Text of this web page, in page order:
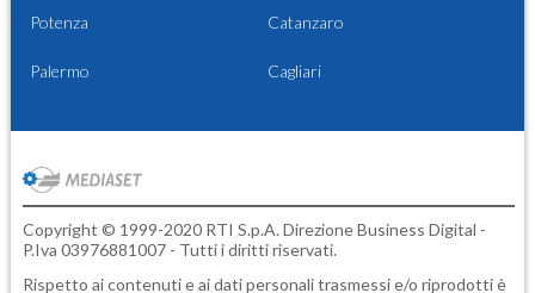
Potenza Catanzaro
Palermo Cagliari
Copyright © 1999-2020 RTI S.p.A. Direzione Business Digital -
P.Iva 03976881007 - Tutti i diritti riservati.
Rispetto ai contenuti e ai dati personali trasmessi e/o riprodotti è